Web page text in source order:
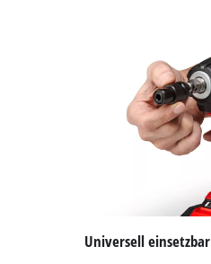
Universell einsetzbar